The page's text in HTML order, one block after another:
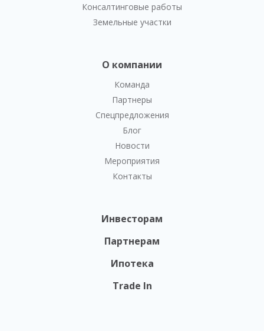
Консалтинговые работы
Земельные участки
О компании
Команда
Партнеры
Спецпредложения
Блог
Новости
Мероприятия
Контакты
Инвесторам
Партнерам
Ипотека
Trade In